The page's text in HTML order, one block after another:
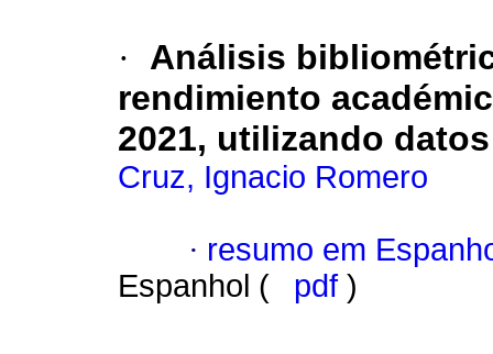
·
Análisis
rendimiento
2021, utilizando
Cruz, Ignacio Romero
· resumo em
Espanhol (
pdf )